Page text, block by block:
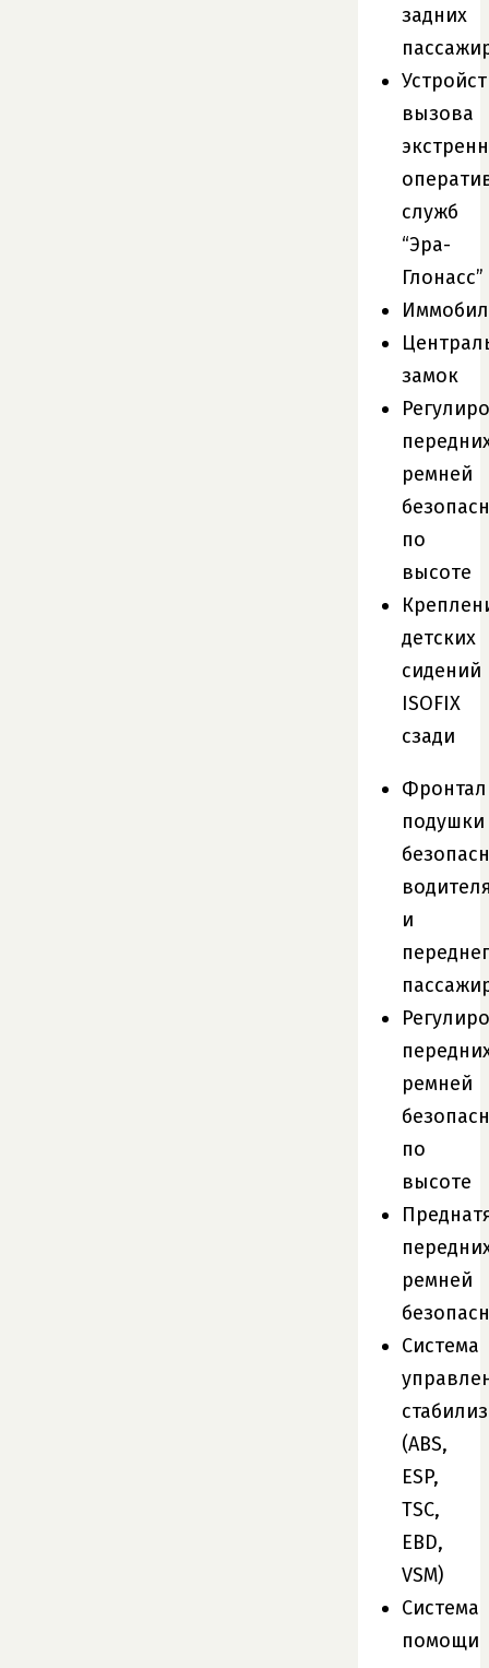
задних
вызова
служб
“Эра-
Глонасс”
замок
ремней
по
высоте
детских
сидений
ISOFIX
сзади
подушки
и
ремней
по
высоте
ремней
Система
(ABS,
ESP,
TSC,
EBD,
VSM)
Система
помощи